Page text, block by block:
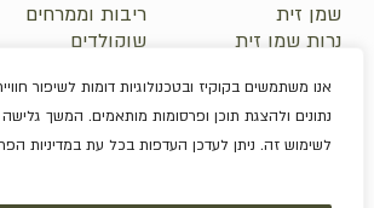
אנו משתמשים בקוקיז ובטכנולוגיות דומות לשיפור
נתונים ולהצגת תוכן ופרסומות מותאמים. המשך
לשימוש זה. ניתן לעדכן העדפות בכל עת במדיניות
סכום ביניים:
שמן זית
נרות שמן זית
פירות יבשים
ריבות וממרחים
שוקולדים
מארזים